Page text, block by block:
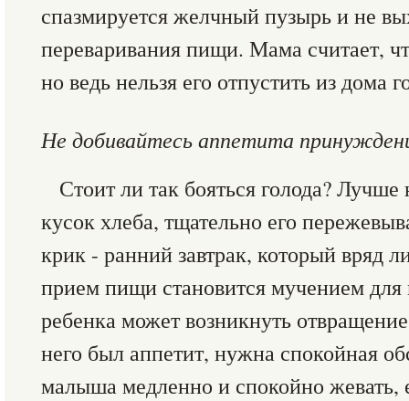
спазмируется желчный пузырь и не
переваривания пищи. Мама считает,
но ведь нельзя его отпустить из дома
Не добивайтесь аппетита
Стоит ли так бояться голода? Лучше
кусок хлеба, тщательно его
крик - ранний завтрак, который вряд
прием пищи становится мучением для
ребенка может возникнуть
него был аппетит, нужна спокойная
малыша медленно и спокойно жевать,